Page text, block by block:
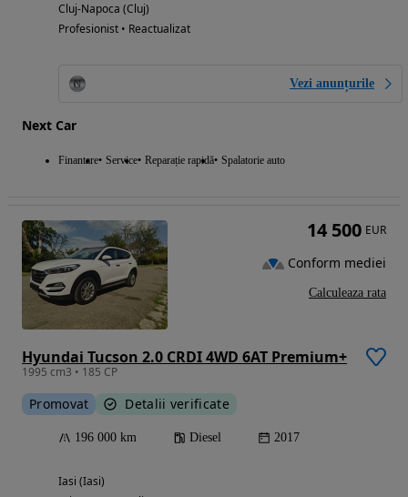
Cluj-Napoca (Cluj)
Profesionist • Reactualizat
Vezi anunțurile
Next Car
Finantare Service Reparație rapidă Spalatorie auto
Hyundai Tucson 2.0 CRDI 4WD 6AT Premium+
1995 cm3 • 185 CP
Promovat Detalii verificate
196 000 km Diesel 2017
Iasi (Iasi)
14 500 EUR
Conform mediei
Calculeaza rata